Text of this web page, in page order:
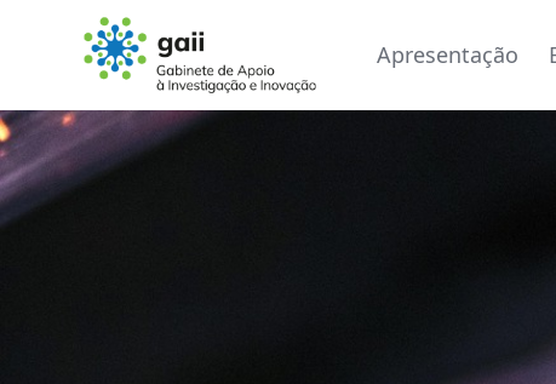
Apresentação